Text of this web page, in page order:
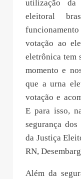
utilização da
eleitoral
votação ao
eletrônica tem
momento e
que a urna
votação e
E para isso,
segurança
da Justiça
RN,
Além da